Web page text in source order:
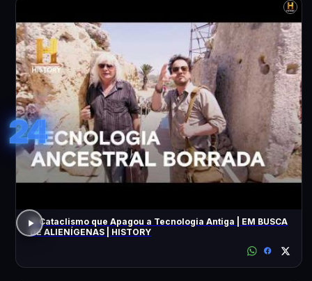
24
O Cataclismo que Apagou a Tecnologia Antiga | EM BUSCA
DE ALIENÍGENAS | HISTORY